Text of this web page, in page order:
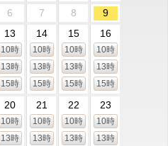
6 7 8
9
13
10時
13時
15時
14
10時
13時
15時
15
10時
13時
15時
16
10時
13時
15時
20
10時
13時
21
10時
13時
22
10時
13時
23
10時
13時